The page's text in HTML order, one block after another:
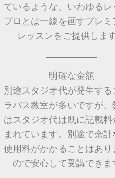
ているような、いわゆるレ
プロとは一線を画すプレミ
レッスンをご提供します
明確な金額
別途スタジオ代が発生する
ラバス教室が多いですが、
はスタジオ代は既に記載料
まれています。別途で余計
使用料がかかることはあり
ので安心して受講できま